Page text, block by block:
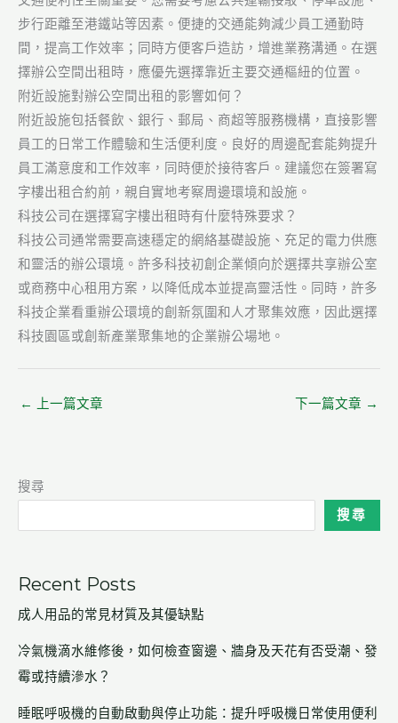
步行距離至港鐵站等因素。便捷的交通能夠減少員工通勤時
間，提高工作效率；同時方便客戶造訪，增進業務溝通。在選
擇辦公空間出租時，應優先選擇靠近主要交通樞紐的位置。
附近設施對辦公空間出租的影響如何？
附近設施包括餐飲、銀行、郵局、商超等服務機構，直接影響
員工的日常工作體驗和生活便利度。良好的周邊配套能夠提升
員工滿意度和工作效率，同時便於接待客戶。建議您在簽署寫
字樓出租合約前，親自實地考察周邊環境和設施。
科技公司在選擇寫字樓出租時有什麼特殊要求？
科技公司通常需要高速穩定的網絡基礎設施、充足的電力供應
和靈活的辦公環境。許多科技初創企業傾向於選擇共享辦公室
或商務中心租用方案，以降低成本並提高靈活性。同時，許多
科技企業看重辦公環境的創新氛圍和人才聚集效應，因此選擇
科技園區或創新產業聚集地的企業辦公場地。
← 上一篇文章 下一篇文章 →
搜尋
搜尋
Recent Posts
成人用品的常見材質及其優缺點
冷氣機滴水維修後，如何檢查窗邊、牆身及天花有否受潮、發
霉或持續滲水？
睡眠呼吸機的自動啟動與停止功能：提升呼吸機日常使用便利